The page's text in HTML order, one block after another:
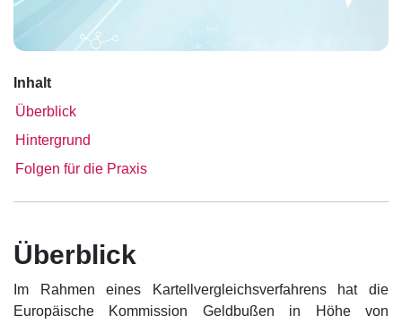
Inhalt
Überblick
Hintergrund
Folgen für die Praxis
Überblick
Im Rahmen eines Kartellvergleichsverfahrens hat die
Europäische Kommission Geldbußen in Höhe von